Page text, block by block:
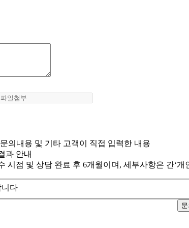
의내용 및 기타 고객이 직접 입력한 내용
과 안내
시점 및 상담 완료 후 6개월이며, 세부사항은 간‘개
다